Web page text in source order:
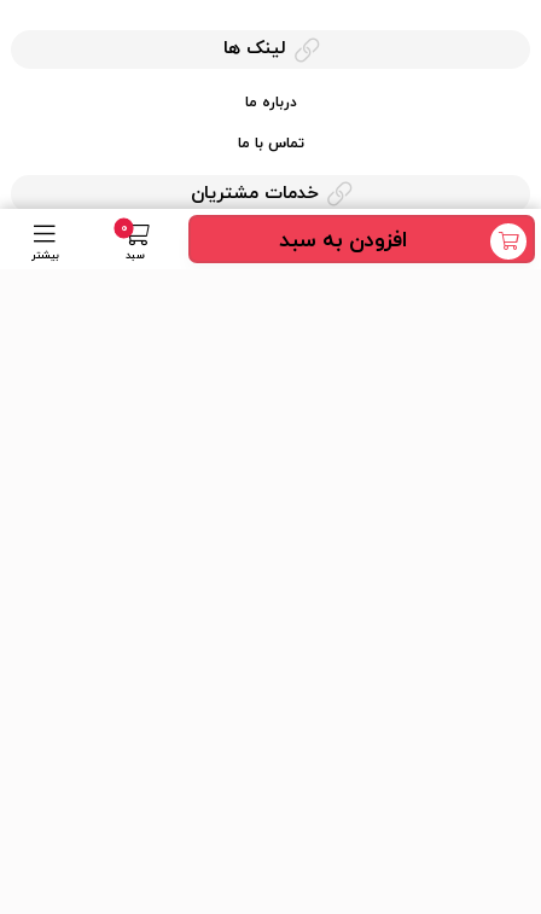
افزودن به سبد 0
سبد بیشتر
لینک ها
درباره ما
تماس با ما
خدمات مشتریان
حریم خصوصی